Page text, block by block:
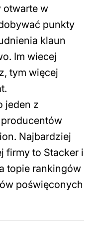
otwarte w
punkty
klaun
Im wiecej
tym więcej
jeden z
Najbardziej
firmy to Stacker i
topie rankingów
poświęconych